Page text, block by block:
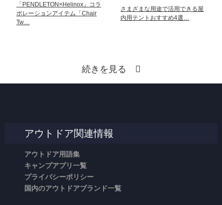
「PENDLETON×Helinox」コラ
ボレーションアイテム「Chair
Tw…
さまざまな用途で活用できる屋
内用テントおすすめ4選…
続きを見る
アウトドア関連情報
アウトドア用語集
キャンプアプリ一覧
プライバシーポリシー
国内のアウトドアブランド一覧